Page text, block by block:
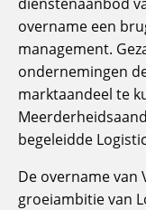
overname een
management.
ondernemingen
marktaandeel te
begeleidde
De overname van
groeiambitie van